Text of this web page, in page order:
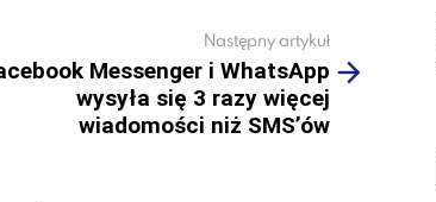
Następny artykuł
Messenger i WhatsApp
wysyła się 3 razy więcej
wiadomości niż SMS’ów